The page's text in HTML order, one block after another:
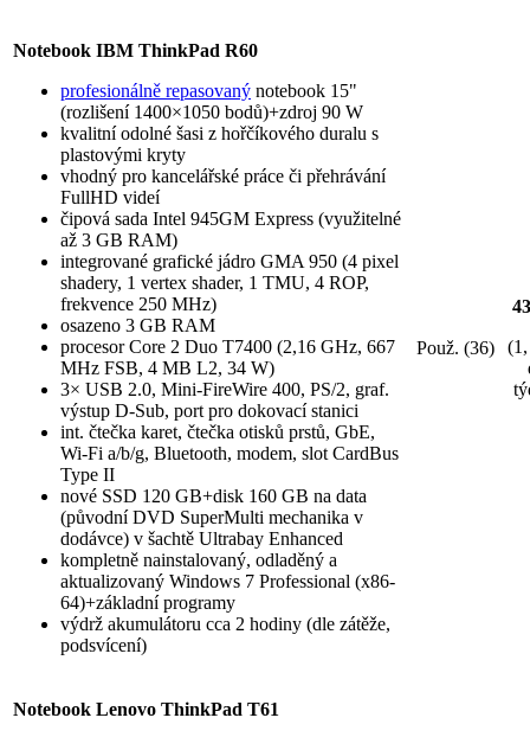
Notebook IBM ThinkPad R60
profesionálně repasovaný notebook 15"
(rozlišení 1400×1050 bodů)+zdroj 90 W
kvalitní odolné šasi z hořčíkového duralu s
plastovými kryty
vhodný pro kancelářské práce či přehrávání
FullHD videí
čipová sada Intel 945GM Express (využitelné
až 3 GB RAM)
integrované grafické jádro GMA 950 (4 pixel
shadery, 1 vertex shader, 1 TMU, 4 ROP,
frekvence 250 MHz)
osazeno 3 GB RAM
procesor Core 2 Duo T7400 (2,16 GHz, 667
MHz FSB, 4 MB L2, 34 W)
3× USB 2.0, Mini-FireWire 400, PS/2, graf.
výstup D-Sub, port pro dokovací stanici
int. čtečka karet, čtečka otisků prstů, GbE,
Wi-Fi a/b/g, Bluetooth, modem, slot CardBus
Type II
nové SSD 120 GB+disk 160 GB na data
(původní DVD SuperMulti mechanika v
dodávce) v šachtě Ultrabay Enhanced
kompletně nainstalovaný, odladěný a
aktualizovaný Windows 7 Professional (x86-
64)+základní programy
výdrž akumulátoru cca 2 hodiny (dle zátěže,
podsvícení)
Použ. (36)
Notebook Lenovo ThinkPad T61